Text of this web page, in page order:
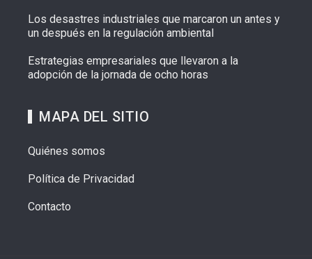
Los desastres industriales que marcaron un antes y
un después en la regulación ambiental
Estrategias empresariales que llevaron a la
adopción de la jornada de ocho horas
MAPA DEL SITIO
Quiénes somos
Política de Privacidad
Contacto